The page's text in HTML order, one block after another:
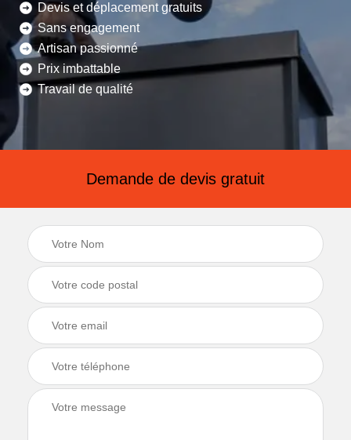
Devis et déplacement gratuits
Sans engagement
Artisan passionné
Prix imbattable
Travail de qualité
Demande de devis gratuit